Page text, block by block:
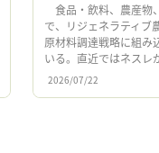
食品・飲料、農産物
で、リジェネラティブ
原材料調達戦略に組み
いる。直近ではネスレ
ド「ネスカフェ」で
ヒー豆の50%以上が、
2026/07/22